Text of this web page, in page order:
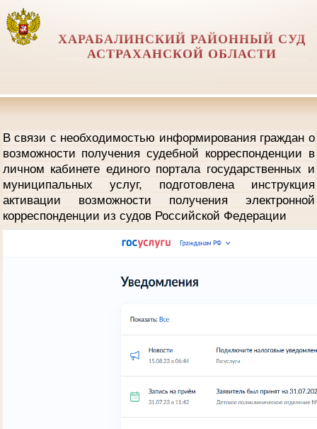
ХАРАБАЛИНСКИЙ РАЙОННЫЙ СУД
АСТРАХАНСКОЙ ОБЛАСТИ
В связи с необходимостью информирования граждан о
возможности получения судебной корреспонденции в
личном кабинете единого портала государственных и
муниципальных услуг, подготовлена инструкция
активации возможности получения электронной
корреспонденции из судов Российской Федерации